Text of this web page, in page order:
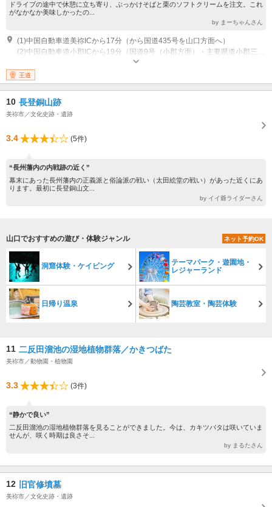
ドライブの途中で休憩に立ち寄り、ぶっかけそばと栗のソフトクリームを注文。これ
がなかなか美味しかったの...
by まーちゃんさん
(1)中国自動車道美祢ICから17分（から国道435号を山口方面へ）
王道
10 長登銅山跡
美祢市／文化史跡・遺跡
3.4 (5件)
“長州藩内の内戦跡の近く”
幕末にあった長州藩内の正義派と俗論派の戦い（太田絵堂の戦い）があった近くにあ
ります。最初に長登銅山文...
by イイ爺ライダーさん
山口でおすすめの遊び・体験ジャンル ネット予約OK
洞窟体験・ケイビング
テーマパーク・遊園地・
レジャーランド
日帰り温泉 陶芸教室・陶芸体験
11 二反田溜池の湿地植物群落／かきつばた
美祢市／動物園・植物園
3.3 (3件)
“静かで良い”
二反田溜池の湿地植物群落を見ることができました。今は、カキツバタは咲いていま
せんが、咲く時期は良さそ...
by まるたさん
12 旧官修墳墓
美祢市／文化史跡・遺跡